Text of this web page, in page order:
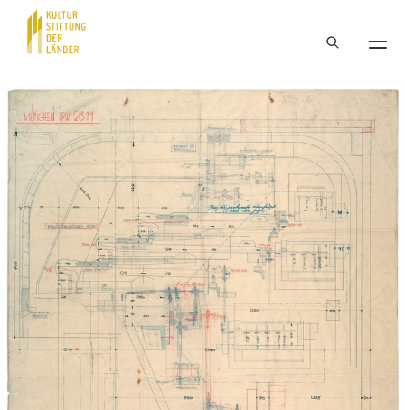
Hauptnavigation